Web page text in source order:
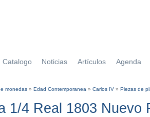
Catalogo Noticias Artículos Agenda
monedas » Edad Contemporanea » Carlos IV » Piezas de
1/4 Real 1803 Nuevo